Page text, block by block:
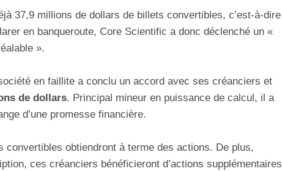
37,9 millions de dollars de billets convertibles, c’est-à-dire
en banqueroute, Core Scientific a donc déclenché un «
».
en faillite a conclu un accord avec ses créanciers et
de dollars. Principal mineur en puissance de calcul, il a
d’une promesse financière.
convertibles obtiendront à terme des actions. De plus,
ces créanciers bénéficieront d’actions supplémentaires